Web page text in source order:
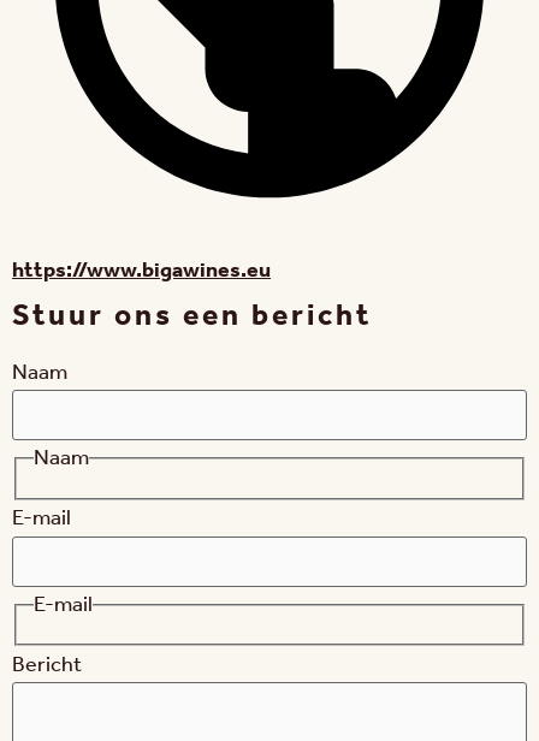
https://www.bigawines.eu
Stuur ons een bericht
Naam
Naam
E-mail
E-mail
Bericht